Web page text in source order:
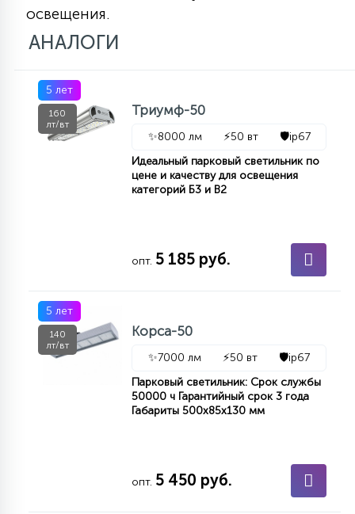
освещения.
АНАЛОГИ
5 лет
160
лт/вт
Триумф-50
✨8000 лм ⚡50 вт 🛡️ip67
Идеальный парковый светильник по
цене и качеству для освещения
категорий Б3 и В2
опт. 5 185 руб.
5 лет
140
лт/вт
Корса-50
✨7000 лм ⚡50 вт 🛡️ip67
Парковый светильник: Срок службы
50000 ч Гарантийный срок 3 года
Габариты 500х85х130 мм
опт. 5 450 руб.